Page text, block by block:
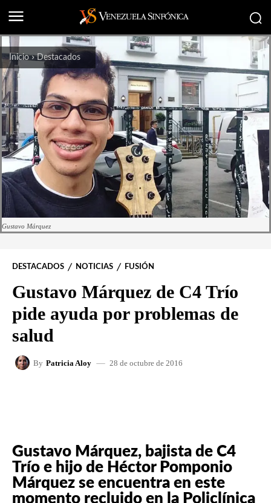
Inicio Destacados
Gustavo Márquez
DESTACADOS NOTICIAS FUSIÓN
Gustavo Márquez de C4 Trío
pide ayuda por problemas de
salud
By Patricia Aloy 28 de octubre de 2016
Gustavo Márquez, bajista de C4
Trío e hijo de Héctor Pomponio
Márquez se encuentra en este
momento recluido en la Policlínica